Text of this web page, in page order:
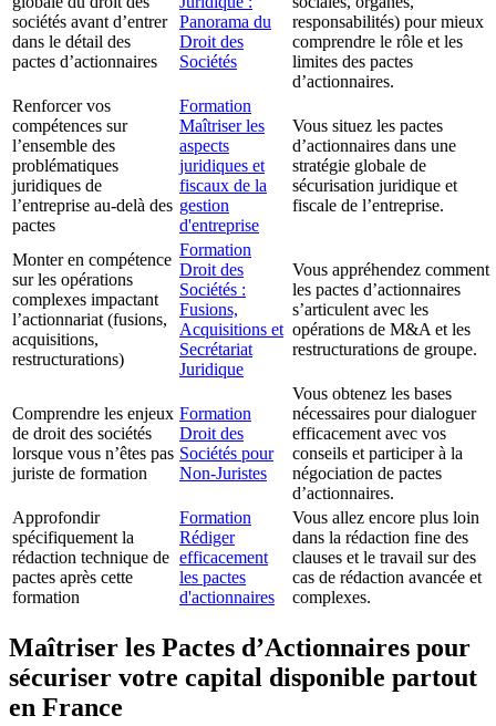
sociétés avant d’entrer
dans le détail des
pactes d’actionnaires
Panorama du
Droit des
Sociétés
responsabilités) pour mieux
comprendre le rôle et les
limites des pactes
d’actionnaires.
Renforcer vos
compétences sur
l’ensemble des
problématiques
juridiques de
l’entreprise au-delà des
pactes
Formation
Maîtriser les
aspects
juridiques et
fiscaux de la
gestion
d'entreprise
Vous situez les pactes
d’actionnaires dans une
stratégie globale de
sécurisation juridique et
fiscale de l’entreprise.
Monter en compétence
sur les opérations
complexes impactant
l’actionnariat (fusions,
acquisitions,
restructurations)
Formation
Droit des
Sociétés :
Fusions,
Acquisitions et
Secrétariat
Juridique
Vous appréhendez comment
les pactes d’actionnaires
s’articulent avec les
opérations de M&A et les
restructurations de groupe.
Comprendre les enjeux
de droit des sociétés
lorsque vous n’êtes pas
juriste de formation
Formation
Droit des
Sociétés pour
Non-Juristes
Vous obtenez les bases
nécessaires pour dialoguer
efficacement avec vos
conseils et participer à la
négociation de pactes
d’actionnaires.
Approfondir
spécifiquement la
rédaction technique de
pactes après cette
formation
Formation
Rédiger
efficacement
les pactes
d'actionnaires
Vous allez encore plus loin
dans la rédaction fine des
clauses et le travail sur des
cas de rédaction avancée et
complexes.
Maîtriser les Pactes d’Actionnaires pour
sécuriser votre capital disponible partout
en France